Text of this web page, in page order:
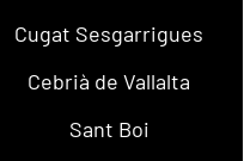
Cugat Sesgarrigues
Cebrià de Vallalta
Sant Boi